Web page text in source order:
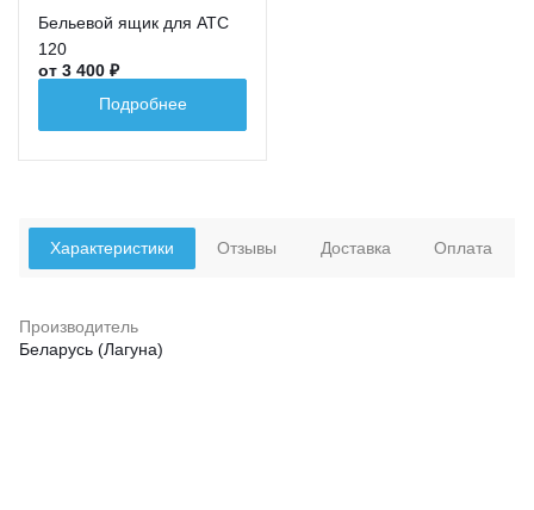
Бельевой ящик для АТС
120
от 3 400 ₽
Подробнее
Характеристики
Производитель
Беларусь (Лагуна)
Отзывы Доставка Оплата